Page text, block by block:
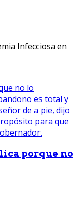
Infecciosa en
porque no